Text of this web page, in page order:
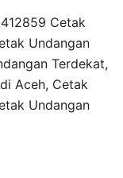
Cetak
Undangan
Terdekat,
Aceh, Cetak
Undangan